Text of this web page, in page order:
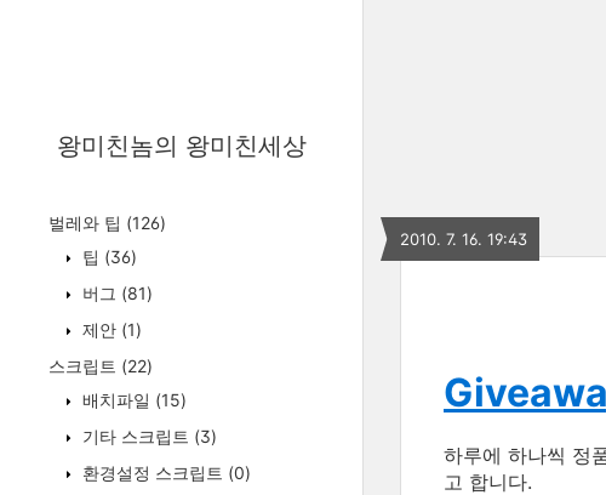
왕미친놈의 왕미친세상
벌레와 팁 (126)
팁 (36)
버그 (81)
제안 (1)
스크립트 (22)
배치파일 (15)
기타 스크립트 (3)
환경설정 스크립트 (0)
2010. 7. 16. 19:43
하루에 하나씩 정
고 합니다.